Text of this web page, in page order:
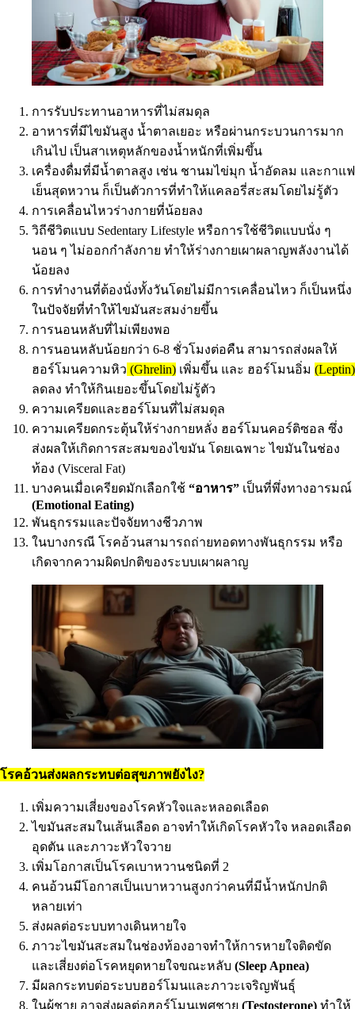
การรับประทานอาหารที่ไม่สมดุล
อาหารที่มีไขมันสูง น้ำตาลเยอะ หรือผ่านกระบวนการมาก
เกินไป เป็นสาเหตุหลักของน้ำหนักที่เพิ่มขึ้น
เครื่องดื่มที่มีน้ำตาลสูง เช่น ชานมไข่มุก น้ำอัดลม และกาแฟ
เย็นสุดหวาน ก็เป็นตัวการที่ทำให้แคลอรี่สะสมโดยไม่รู้ตัว
การเคลื่อนไหวร่างกายที่น้อยลง
วิถีชีวิตแบบ Sedentary Lifestyle หรือการใช้ชีวิตแบบนั่ง ๆ
นอน ๆ ไม่ออกกำลังกาย ทำให้ร่างกายเผาผลาญพลังงานได้
น้อยลง
การทำงานที่ต้องนั่งทั้งวันโดยไม่มีการเคลื่อนไหว ก็เป็นหนึ่ง
ในปัจจัยที่ทำให้ไขมันสะสมง่ายขึ้น
การนอนหลับที่ไม่เพียงพอ
การนอนหลับน้อยกว่า 6-8 ชั่วโมงต่อคืน สามารถส่งผลให้
ฮอร์โมนความหิว (Ghrelin) เพิ่มขึ้น และ ฮอร์โมนอิ่ม (Leptin)
ลดลง ทำให้กินเยอะขึ้นโดยไม่รู้ตัว
ความเครียดและฮอร์โมนที่ไม่สมดุล
ความเครียดกระตุ้นให้ร่างกายหลั่ง ฮอร์โมนคอร์ติซอล ซึ่ง
ส่งผลให้เกิดการสะสมของไขมัน โดยเฉพาะ ไขมันในช่อง
ท้อง (Visceral Fat)
บางคนเมื่อเครียดมักเลือกใช้ “อาหาร” เป็นที่พึ่งทางอารมณ์
(Emotional Eating)
พันธุกรรมและปัจจัยทางชีวภาพ
ในบางกรณี โรคอ้วนสามารถถ่ายทอดทางพันธุกรรม หรือ
เกิดจากความผิดปกติของระบบเผาผลาญ
โรคอ้วนส่งผลกระทบต่อสุขภาพยังไง?
เพิ่มความเสี่ยงของโรคหัวใจและหลอดเลือด
ไขมันสะสมในเส้นเลือด อาจทำให้เกิดโรคหัวใจ หลอดเลือด
อุดตัน และภาวะหัวใจวาย
เพิ่มโอกาสเป็นโรคเบาหวานชนิดที่ 2
คนอ้วนมีโอกาสเป็นเบาหวานสูงกว่าคนที่มีน้ำหนักปกติ
หลายเท่า
ส่งผลต่อระบบทางเดินหายใจ
ภาวะไขมันสะสมในช่องท้องอาจทำให้การหายใจติดขัด
และเสี่ยงต่อโรคหยุดหายใจขณะหลับ (Sleep Apnea)
มีผลกระทบต่อระบบฮอร์โมนและภาวะเจริญพันธุ์
ในผู้ชาย อาจส่งผลต่อฮอร์โมนเพศชาย (Testosterone) ทำให้